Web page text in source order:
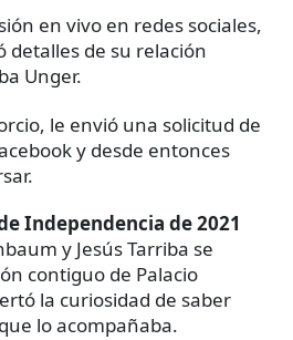
en vivo en redes sociales,
de su relación
Unger.
le envió una solicitud de
y desde entonces
Independencia de 2021
y Jesús Tarriba se
contiguo de Palacio
la curiosidad de saber
lo acompañaba.